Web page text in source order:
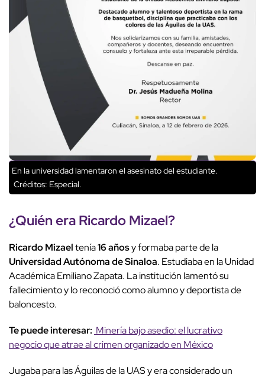
En la universidad lamentaron el asesinato del estudiante.
Créditos: Especial.
¿Quién eraRicardo Mizael?
Ricardo Mizaeltenía16 añosy formaba parte de la
Universidad Autónoma de Sinaloa. Estudiaba en la Unidad
Académica Emiliano Zapata. La institución lamentó su
fallecimiento y lo reconoció como alumno y deportista de
baloncesto.
Te puede interesar: Minería bajo asedio: el lucrativo
negocio que atrae al crimen organizado en México
Jugaba para las Águilas de la UAS y era considerado un